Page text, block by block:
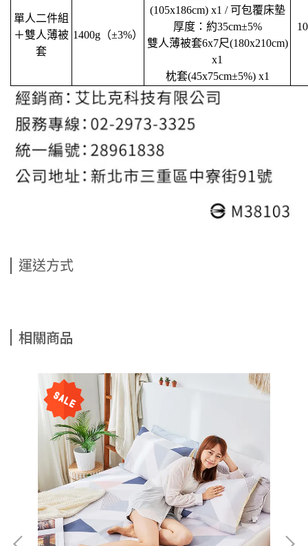
單人二件組
＋雙人薄被
套
1400g（±3%）
(105x186cm) x1 / 可包覆床墊
厚度：約35cm±5%
雙人薄被套6x7尺(180x210cm)
x1
枕套(45x75cm±5%) x1
運送方式
相關商品